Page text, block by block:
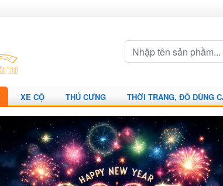
XE CỘ THÚ CƯNG THỜI TRANG, ĐỒ DÙNG